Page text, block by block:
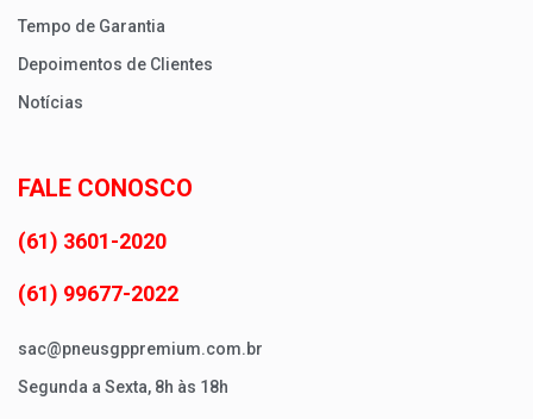
Tempo de Garantia
Depoimentos de Clientes
Notícias
FALE CONOSCO
(61) 3601-2020
(61) 99677-2022
sac@pneusgppremium.com.br
Segunda a Sexta, 8h às 18h